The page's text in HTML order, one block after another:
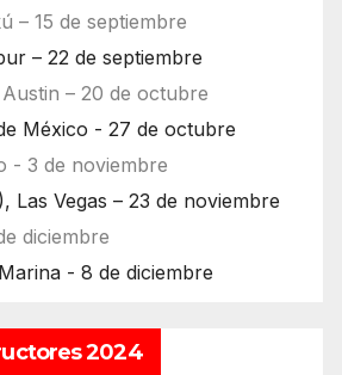
– 15 de septiembre
– 22 de septiembre
– 20 de octubre
México - 27 de octubre
- 3 de noviembre
Las Vegas – 23 de noviembre
diciembre
- 8 de diciembre
2024